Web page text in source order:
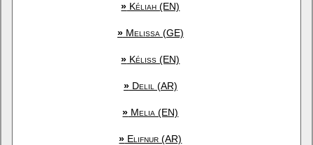
» Kéliah (EN)
»Melissa (GE)
» Kéliss (EN)
»Delil (AR)
» Melia (EN)
» Elifnur (AR)